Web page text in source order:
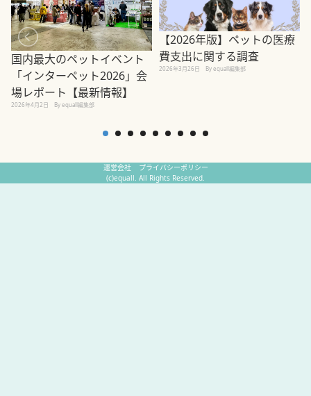
国内最大のペットイベント
「インターペット2026」会
場レポート【最新情報】
2026年4月2日 By equall編集部
【2026年版】ペットの医療
費支出に関する調査
2026年3月26日 By equall編集部
運営会社
プライバシーポリシー
(c)equall. All Rights Reserved.